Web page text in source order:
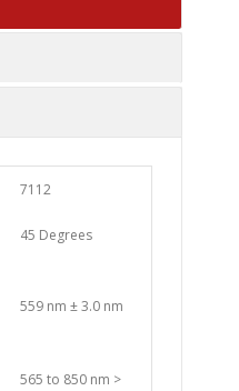
7112
45 Degrees
559 nm ± 3.0 nm
565 to 850 nm >